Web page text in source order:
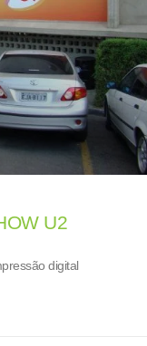
U2
digital